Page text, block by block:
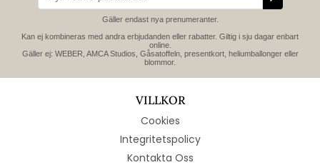
Gäller endast nya prenumeranter.
Kan ej kombineras med andra erbjudanden eller rabatter. Giltig i sju dagar enbart
online.
Gäller ej: WEBER, AMCA Studios, Gåsatoffeln, presentkort, heliumballonger eller
blommor.
VILLKOR
Cookies
Integritetspolicy
Kontakta Oss